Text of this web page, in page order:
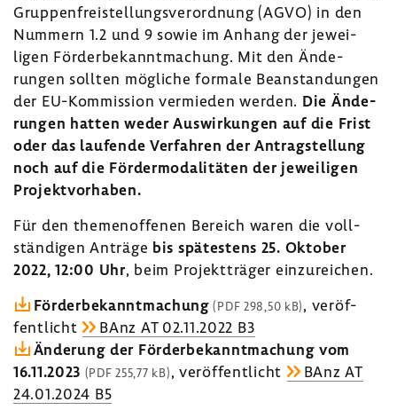
Grup­pen­frei­stel­lungs­ver­ord­nung (AGVO) in den
Nummern 1.2 und 9 sowie im Anhang der jewei­
ligen Förder­be­kannt­ma­chung. Mit den Ände­
rungen sollten mögliche formale Bean­stan­dungen
der EU-​Kommission vermieden werden. Die Ände­
rungen hatten weder Auswir­kungen auf die Frist
oder das laufende Verfahren der Antrag­stel­lung
noch auf die Förder­mo­da­li­täten der jewei­ligen
Projekt­vor­haben.
Für den themen­of­fenen Bereich waren die voll­
stän­digen Anträge bis spätes­tens 25. Oktober
2022, 12:00 Uhr, beim Projekt­träger einzu­rei­chen.
Förder­be­kannt­ma­chung (PDF 298,50 kB), veröf­
fent­licht
BAnz AT 02.11.2022 B3
Ände­rung der Förder­be­kannt­ma­chung vom
16.11.2023 (PDF 255,77 kB), veröf­fent­licht
BAnz AT
24.01.2024 B5